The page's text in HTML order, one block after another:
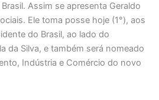
Assim se apresenta Geraldo
Ele toma posse hoje (1°), aos
do Brasil, ao lado do
da Silva, e também será nomeado
Indústria e Comércio do novo